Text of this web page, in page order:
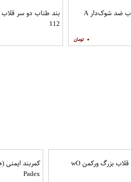
بند طناب دو سر قلاب ضد شوک‌دار A
۰
112
کمربند ایمنی قلاب بزرگ ورکمن wO​
کمربند ایمنی
Padex